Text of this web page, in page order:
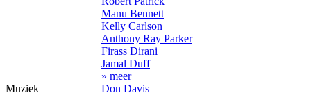
Manu Bennett
Kelly Carlson
Anthony Ray Parker
Firass Dirani
Jamal Duff
» meer
Muziek
Don Davis